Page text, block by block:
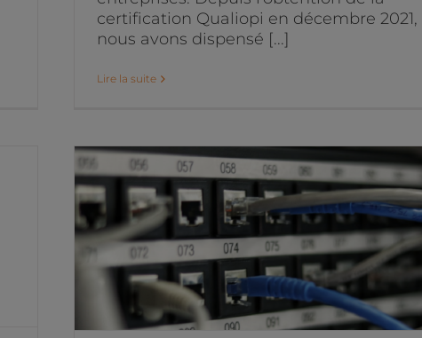
certification Qualiopi en décembre 2021,
nous avons dispensé [...]
Lire la suite
Bien démarrer avec les
produits pour développer
ses ventes e-commerce
Projets marketing digital